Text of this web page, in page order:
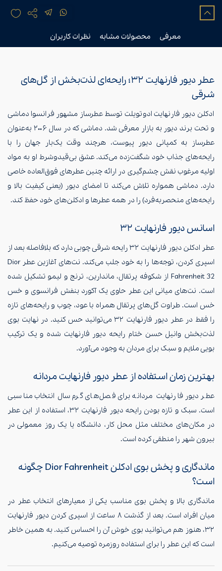
معرفی محصولات مشابه نظرات کاربران
عطر دیور فارنهایت ۳۲؛ رایحه‌ای لذت‌بخش از گل‌های
شرقی
ادکلن دیور فارنهایت ادوتویلت توسط عطرساز مشهور فرانسوا دماشی
و تحت برند دیور به بازار معرفی شد. دماشی که در سال ۲۰۰۶ به‌عنوان
عطرساز به کمپانی دیور پیوست، هرچند وقت یک‌بار جهان را با
رایحه‌های جذاب خود شگفت‌زده می‌کند. عشق بی‌قیدوشرط او به مواد
اولیه مرغوب نقش چشم‌گیری در ارائه چنین عطرهای فوق‌العاده خاصی
دارد. دماشی همواره تلاش می‌کند تا امضای دیور (یعنی کیفیت بالا و
رایحه‌های منحصربه‌فرد) را در همه عطرها و ادکلن‌های خود حفظ کند.
اسانس دیور فارنهایت ۳۲
عطر ادکلن دیور فارنهایت ۳۲ رایحه شرقی چوبی دارد که بلافاصله بعد از
اسپری کردن، توجه‌ها را به خود جلب می‌کند. نت‌های آغازین عطر Dior
Fahrenheit 32 از شکوفه پرتقال، ماندارین، ترنج و لیمو تشکیل شده
است. نت‌های میانی این عطر حاوی یک آکورد بنفش فرانسوی و خس
خس است. طراوت گل‌های پرتقال همراه با عود، چوب و رایحه‌های تازه
را فقط در عطر دیور فارنهایت ۳۲ می‌توانید حس کنید. در نهایت بوی
لذت‌بخش وانیل حسن ختام رایحه دیور فارنهایت شده و یک ترکیب
بویی ملایم و سبک برای مردان به وجود می‌آورد.
بهترین زمان استفاده از عطر دیور فارنهایت مردانه
عطر دیور فارنهایت مردانه برای فصل‌های گرم سال انتخاب مناسبی
است. سبک و تازه بودن رایحه دیور فارنهایت ۳۲، استفاده از این عطر
در مکان‌های مختلف مثل محل کار، دانشگاه یا یک روز معمولی در
بیرون شهر را منطقی کرده است.
ماندگاری و پخش بوی ادکلن Dior Fahrenheit چگونه
است؟
ماندگاری بالا و پخش بوی مناسب یکی از معیارهای انتخاب عطر در
میان افراد است. بعد از گذشت ۸ ساعت از اسپری کردن دیور فارنهایت
۳۲، هنوز هم می‌توانید بوی خوش آن را احساس کنید. به همین خاطر
است که این عطر را برای استفاده روزمره توصیه می‌کنیم.